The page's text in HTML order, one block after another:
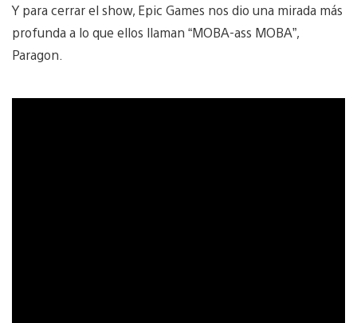
Y para cerrar el show, Epic Games nos dio una mirada más
profunda a lo que ellos llaman “MOBA-ass MOBA”,
Paragon.